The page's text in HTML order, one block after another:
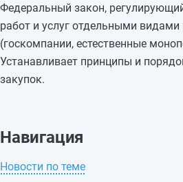
Федеральный закон,
работ и услуг отдельными
(госкомпании, естественные
Устанавливает принципы и
закупок.
Навигация
Новости по теме